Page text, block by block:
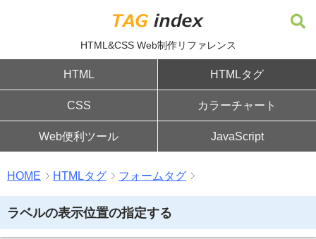
HTML&CSS Web制作リファレンス
HTML HTMLタグ
CSS カラーチャート
Web便利ツール JavaScript
HOME HTMLタグ フォームタグ
ラベルの表示位置の指定する